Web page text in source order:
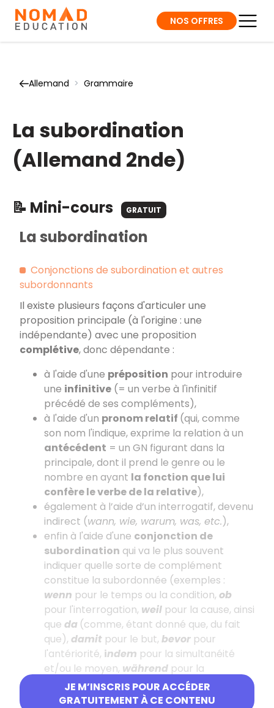
NOS OFFRES
Allemand > Grammaire
La subordination
(Allemand 2nde)
📝 Mini-cours GRATUIT
JE M’INSCRIS POUR ACCÉDER
GRATUITEMENT À CE CONTENU
La subordination
Conjonctions de subordination et autres
subordonnants
Il existe plusieurs façons d'articuler une
proposition principale (à l'origine : une
indépendante) avec une proposition
complétive, donc dépendante :
à l'aide d'une préposition pour introduire
une infinitive (= un verbe à l'infinitif
précédé de ses compléments),
à l'aide d'un pronom relatif (qui, comme
son nom l'indique, exprime la relation à un
antécédent = un GN figurant dans la
principale, dont il prend le genre ou le
nombre en ayant la fonction que lui
confère le verbe de la relative),
également à l’aide d’un interrogatif, devenu
indirect (wann, wie, warum, was, etc.),
enfin à l'aide d'une conjonction de
subordination qui va le plus souvent
indiquer quelle sorte de complément
constitue la subordonnée (exemples :
wenn pour le temps ou la condition, ob
pour l'interrogation, weil pour la cause, ainsi
que da (comme, étant donné que, du fait
que), damit pour le but, bevor pour
l'antériorité, indem pour la simultanéité
et/ou le moyen, während pour la
simultanéité teintée d'opposition,obwohl
pour la concession, etc.).